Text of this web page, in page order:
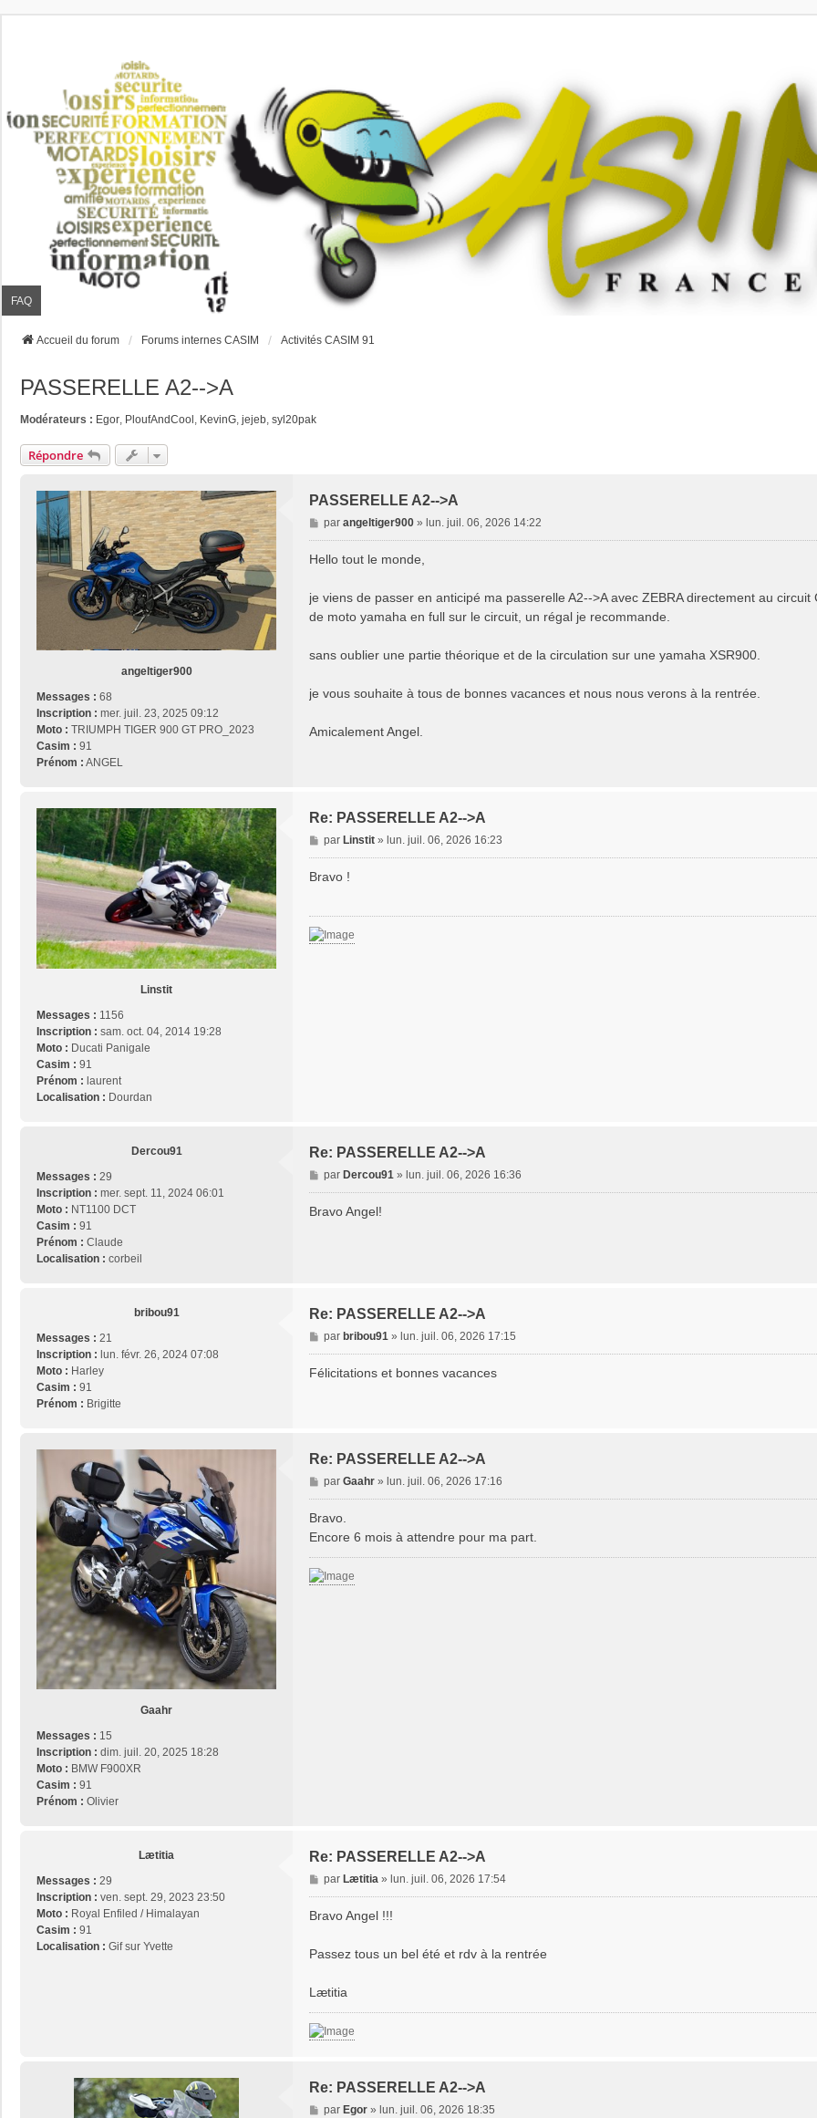
FAQ
Accueil du forum Forums internes CASIM Activités CASIM 91
PASSERELLE A2-->A
Modérateurs : Egor, PloufAndCool , KevinG, jejeb, syl20pak
Répondre
angeltiger900
Messages : 68
Inscription : mer. juil. 23, 2025 09:12
Moto : TRIUMPH TIGER 900 GT PRO_2023
Casim : 91
Prénom : ANGEL
PASSERELLE A2-->A
M
e
s
g
e
par angeltiger900» lun. juil. 06, 2026 14:22
Hello tout le monde,
je viens de passer en anticipé ma passerelle A2-->A avec ZEBRA directement au
de moto yamaha en full sur le circuit, un régal je recommande.
sans oublier une partie théorique et de la circulation sur une yamaha XSR900.
je vous souhaite à tous de bonnes vacances et nous nous verons à la rentrée.
Amicalement Angel.
Linstit
Messages : 1156
Inscription : sam. oct. 04, 2014 19:28
Moto : Ducati Panigale
Casim : 91
Prénom : laurent
Localisation : Dourdan
Re: PASSERELLE A2-->A
M
e
s
e
par Linstit» lun. juil. 06, 2026 16:23
Bravo !
Dercou91
Messages : 29
Inscription : mer. sept. 11, 2024 06:01
Moto : NT1100 DCT
Casim : 91
Prénom : Claude
Localisation : corbeil
Re: PASSERELLE A2-->A
M
e
s
par Dercou91» lun. juil. 06, 2026 16:36
Bravo Angel!
bribou91
Messages : 21
Inscription : lun. févr. 26, 2024 07:08
Moto : Harley
Casim : 91
Prénom : Brigitte
Re: PASSERELLE A2-->A
M
e
s
par bribou91» lun. juil. 06, 2026 17:15
Félicitations et bonnes vacances
Gaahr
Messages : 15
Inscription : dim. juil. 20, 2025 18:28
Moto : BMW F900XR
Casim : 91
Prénom : Olivier
Re: PASSERELLE A2-->A
M
e
s
e
par Gaahr» lun. juil. 06, 2026 17:16
Bravo.
Encore 6 mois à attendre pour ma part.
Lætitia
Messages : 29
Inscription : ven. sept. 29, 2023 23:50
Moto : Royal Enfiled / Himalayan
Casim : 91
Localisation : Gif sur Yvette
Re: PASSERELLE A2-->A
M
e
s
g
par Lætitia» lun. juil. 06, 2026 17:54
Bravo Angel !!!
Passez tous un bel été et rdv à la rentrée
Lætitia
Re: PASSERELLE A2-->A
M
par Egor» lun. juil. 06, 2026 18:35